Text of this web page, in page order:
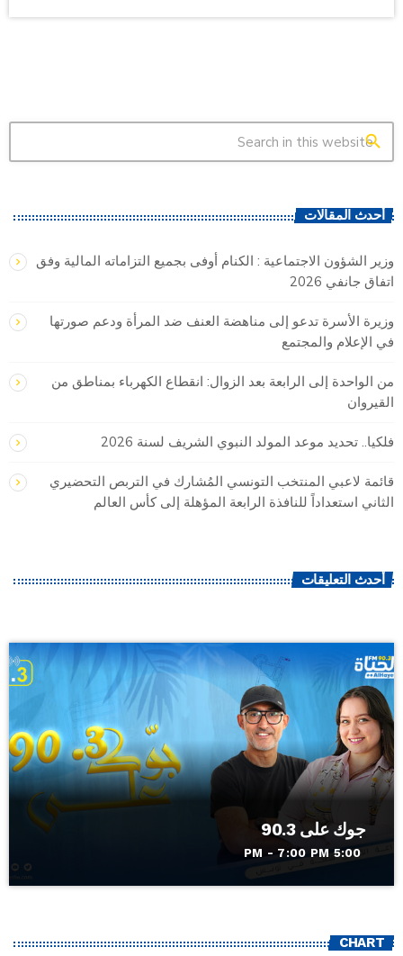
search
أحدث المقالات
وزير الشؤون الاجتماعية : الكنام أوفى بجميع التزاماته المالية وفق
اتفاق جانفي 2026
وزيرة الأسرة تدعو إلى مناهضة العنف ضد المرأة ودعم صورتها
في الإعلام والمجتمع
من الواحدة إلى الرابعة بعد الزوال: انقطاع الكهرباء بمناطق من
القيروان
فلكيا.. تحديد موعد المولد النبوي الشريف لسنة 2026
قائمة لاعبي المنتخب التونسي المُشارك في التربص التحضيري
الثاني استعداداً للنافذة الرابعة المؤهلة إلى كأس العالم
أحدث التعليقات
جوك على 90.3
5:00 PM - 7:00 PM
CHART